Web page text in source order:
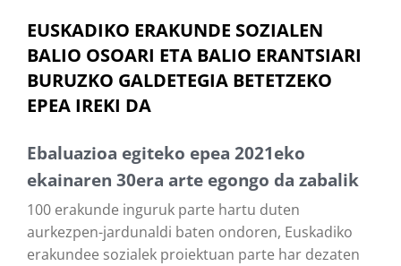
EUSKADIKO ERAKUNDE SOZIALEN
BALIO OSOARI ETA BALIO ERANTSIARI
BURUZKO GALDETEGIA BETETZEKO
EPEA IREKI DA
Ebaluazioa egiteko epea 2021eko
ekainaren 30era arte egongo da zabalik
100 erakunde inguruk parte hartu duten
aurkezpen-jardunaldi baten ondoren, Euskadiko
erakundee sozialek proiektuan parte har dezaten